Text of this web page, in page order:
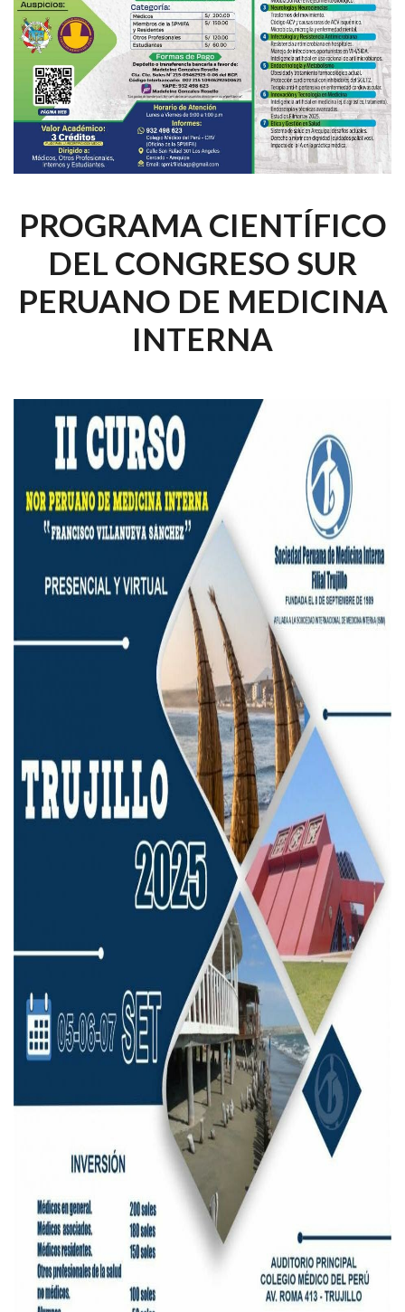
PROGRAMA CIENTÍFICO
DEL CONGRESO SUR
PERUANO DE MEDICINA
INTERNA